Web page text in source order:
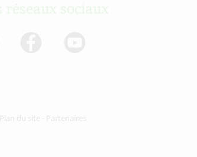
Plan du site - Partenaires